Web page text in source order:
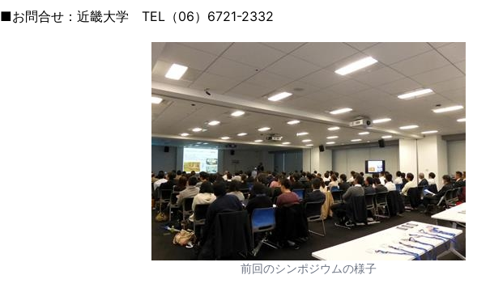
■お問合せ：近畿大学 TEL（06）6721-2332
前回のシンポジウムの様子